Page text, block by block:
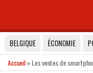
BELGIQUE ÉCONOMIE
Accueil» Les ventes de